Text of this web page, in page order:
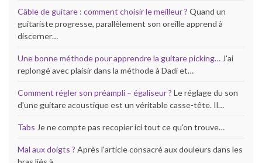
Câble de guitare : comment choisir le meilleur ? Quand un
guitariste progresse, parallèlement son oreille apprend à
discerner…
Une bonne méthode pour apprendre la guitare picking… J'ai
replongé avec plaisir dans la méthode à Dadi et…
Comment régler son préampli – égaliseur ? Le réglage du son
d'une guitare acoustique est un véritable casse-tête. Il…
Tabs Je ne compte pas recopier ici tout ce qu'on trouve…
Mal aux doigts ? Après l'article consacré aux douleurs dans les